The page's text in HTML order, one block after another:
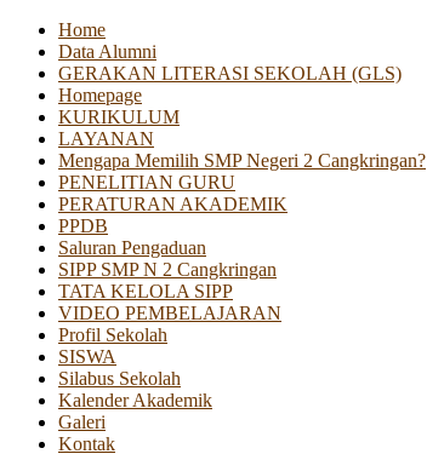
Home
Data Alumni
GERAKAN LITERASI SEKOLAH (GLS)
Homepage
KURIKULUM
LAYANAN
Mengapa Memilih SMP Negeri 2 Cangkringan?
PENELITIAN GURU
PERATURAN AKADEMIK
PPDB
Saluran Pengaduan
SIPP SMP N 2 Cangkringan
TATA KELOLA SIPP
VIDEO PEMBELAJARAN
Profil Sekolah
SISWA
Silabus Sekolah
Kalender Akademik
Galeri
Kontak